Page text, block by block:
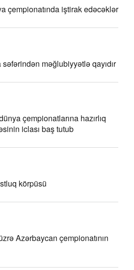
çempionatında iştirak edəcəklər
məğlubiyyətlə qayıdır
çempionatlarına hazırlıq
iclası baş tutub
körpüsü
Azərbaycan çempionatının